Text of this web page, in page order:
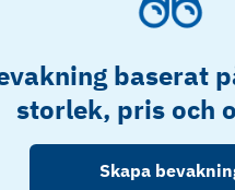
baserat
storlek, pris och
Skapa